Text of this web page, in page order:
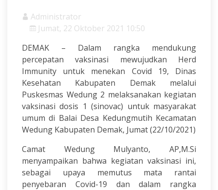
Administrator
Jumat, 22 Oktober 2021 10:50
DEMAK – Dalam rangka mendukung
percepatan vaksinasi mewujudkan Herd
Immunity untuk menekan Covid 19, Dinas
Kesehatan Kabupaten Demak melalui
Puskesmas Wedung 2 melaksanakan kegiatan
vaksinasi dosis 1 (sinovac) untuk masyarakat
umum di Balai Desa Kedungmutih Kecamatan
Wedung Kabupaten Demak, Jumat (22/10/2021)
Camat Wedung Mulyanto, AP,M.Si
menyampaikan bahwa kegiatan vaksinasi ini,
sebagai upaya memutus mata rantai
penyebaran Covid-19 dan dalam rangka